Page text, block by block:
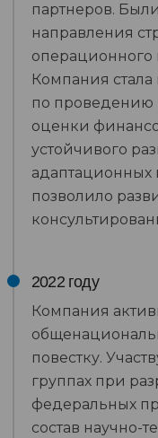
партнеров.
направления
операционного
Компания
по проведению
оценки
устойчивого
адаптационных
позволило
2022 году
Компания
повестку.
группах при
федеральных
состав научно-